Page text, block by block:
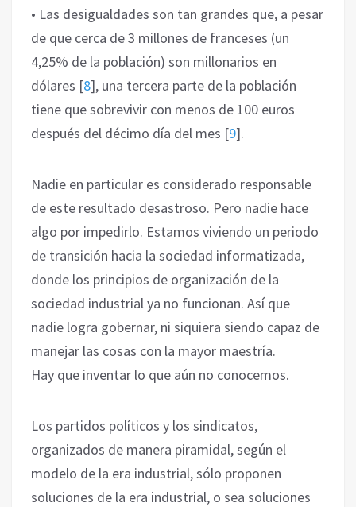
• Las desigualdades son tan grandes que, a pesar
de que cerca de 3 millones de franceses (un
4,25% de la población) son millonarios en
dólares [8], una tercera parte de la población
tiene que sobrevivir con menos de 100 euros
después del décimo día del mes [9].
Nadie en particular es considerado responsable
de este resultado desastroso. Pero nadie hace
algo por impedirlo. Estamos viviendo un periodo
de transición hacia la sociedad informatizada,
donde los principios de organización de la
sociedad industrial ya no funcionan. Así que
nadie logra gobernar, ni siquiera siendo capaz de
manejar las cosas con la mayor maestría.
Hay que inventar lo que aún no conocemos.
Los partidos políticos y los sindicatos,
organizados de manera piramidal, según el
modelo de la era industrial, sólo proponen
soluciones de la era industrial, o sea soluciones